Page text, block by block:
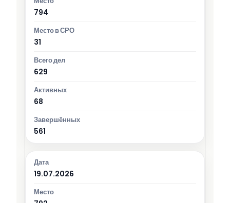
794
31
629
68
561
19.07.2026